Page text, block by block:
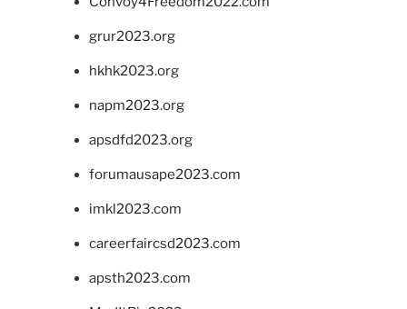
grur2023.org
hkhk2023.org
napm2023.org
apsdfd2023.org
forumausape2023.com
imkl2023.com
careerfaircsd2023.com
apsth2023.com